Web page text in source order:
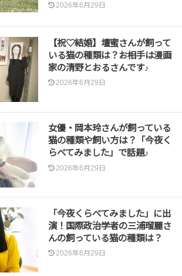
2026年6月29日
【祝♡結婚】壇蜜さんが飼って
いる猫の種類は？お相手は漫画
家の清野とおるさんです♪
2026年6月29日
女優・岡本玲さんが飼っている
猫の種類や飼い方は？「今夜く
らべてみました」で話題♪
2026年6月29日
「今夜くらべてみました」に出
演！国際政治学者の三浦瑠麗さ
んの飼っている猫の種類は？
2026年6月29日